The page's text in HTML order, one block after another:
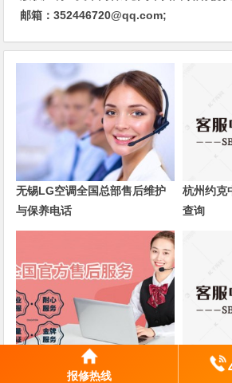
邮箱：352446720@qq.com;
无锡LG空调全国总部售后维护
与保养电话
杭州约克
查询
杉本智能马桶24故障统一服务热
亚太天
报修热线